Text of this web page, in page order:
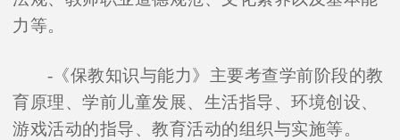
力等。
-《保教知识与能力》主要考查学前阶段的教
育原理、学前儿童发展、生活指导、环境创设、
游戏活动的指导、教育活动的组织与实施等。